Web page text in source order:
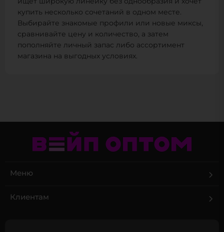
купить несколько сочетаний в одном месте.
Выбирайте знакомые профили или новые миксы,
сравнивайте цену и количество, а затем
пополняйте личный запас либо ассортимент
магазина на выгодных условиях.
Клиентам
Меню